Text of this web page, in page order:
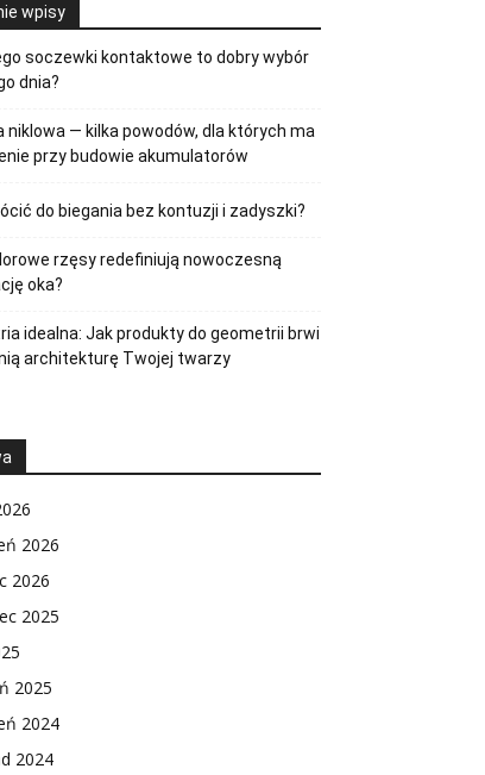
wpisy
soczewki kontaktowe to dobry wybór
dnia?
niklowa — kilka powodów, dla których ma
przy budowie akumulatorów
do biegania bez kontuzji i zadyszki?
rzęsy redefiniują nowoczesną
oka?
idealna: Jak produkty do geometrii brwi
architekturę Twojej twarzy
2026
2026
2025
2025
2024
2024